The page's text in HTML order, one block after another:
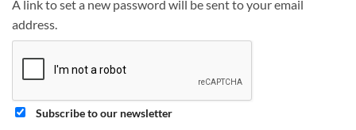
A link to set a new password will be sent to your email
address.
Subscribe to our newsletter